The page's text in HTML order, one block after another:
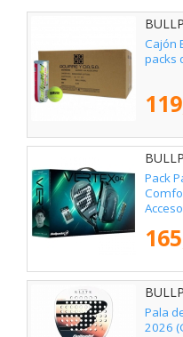
Cajón
packs
Pack
Pala
2026